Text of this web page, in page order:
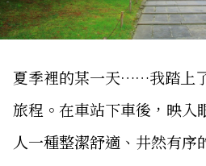
夏季裡的某一天……我踏上
旅程。在車站下車後，映入
人一種整潔舒適、井然有序